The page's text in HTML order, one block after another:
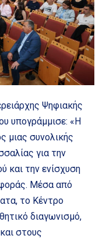
Ψηφιακής
υπογράμμισε: «Η
μιας συνολικής
για την
και την ενίσχυση
Μέσα από
το Κέντρο
διαγωνισμό,
στους